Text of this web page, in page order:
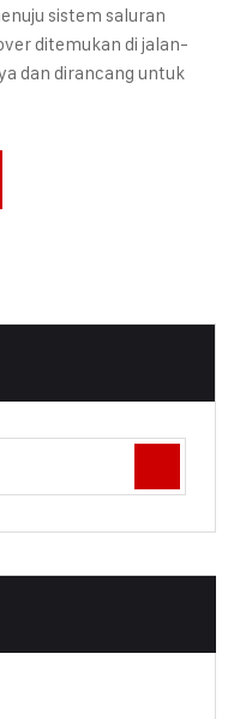
sistem saluran
ditemukan di jalan-
dan dirancang untuk